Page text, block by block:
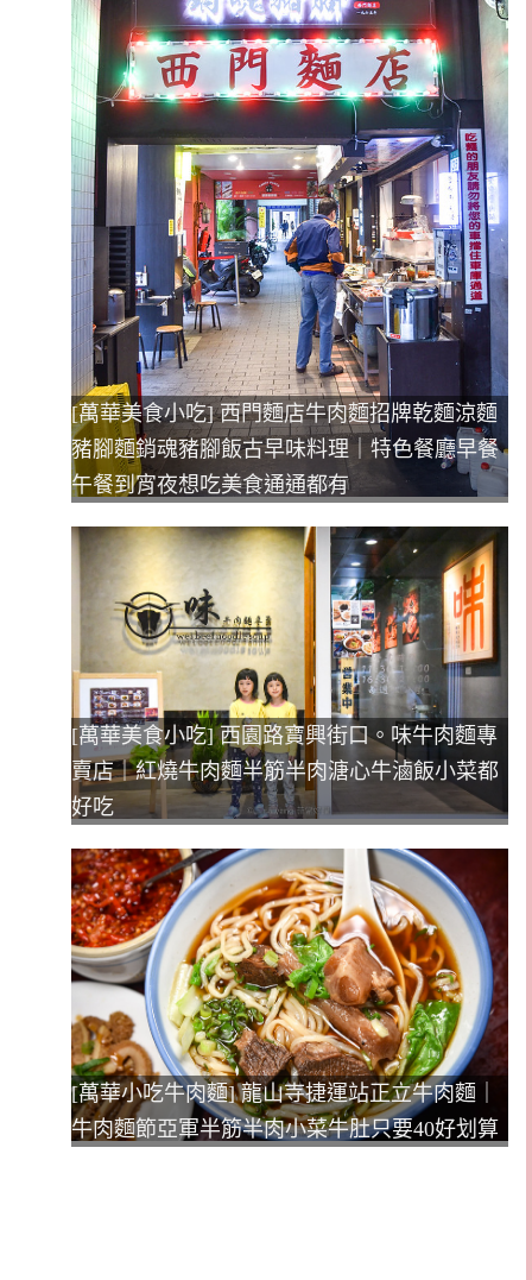
[萬華美食小吃] 西門麵店牛肉麵招牌乾麵涼麵
豬腳麵銷魂豬腳飯古早味料理｜特色餐廳早餐
午餐到宵夜想吃美食通通都有
[萬華美食小吃] 西園路寶興街口。味牛肉麵專
賣店｜紅燒牛肉麵半筋半肉溏心牛滷飯小菜都
好吃
[萬華小吃牛肉麵] 龍山寺捷運站正立牛肉麵｜
牛肉麵節亞軍半筋半肉小菜牛肚只要40好划算